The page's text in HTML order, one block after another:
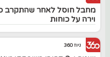
מחבל חוסל לאחר שהתקרב
וירה על כוחות
ניוז 360